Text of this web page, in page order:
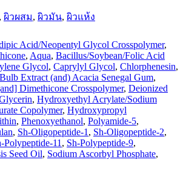
, ผิวผสม, ผิวมัน, ผิวแห้ง
Acid/Neopentyl Glycol Crosspolymer,
, Aqua, Bacillus/Soybean/Folic Acid
Glycol, Caprylyl Glycol, Chlorphenesin,
Extract (and) Acacia Senegal Gum,
Dimethicone Crosspolymer, Deionized
, Hydroxyethyl Acrylate/Sodium
Copolymer, Hydroxypropyl
, Phenoxyethanol, Polyamide-5,
, Sh-Oligopeptide-1 , Sh-Oligopeptide-2,
Polypeptide-11 , Sh-Polypeptide-9,
Seed Oil, Sodium Ascorbyl Phosphate,